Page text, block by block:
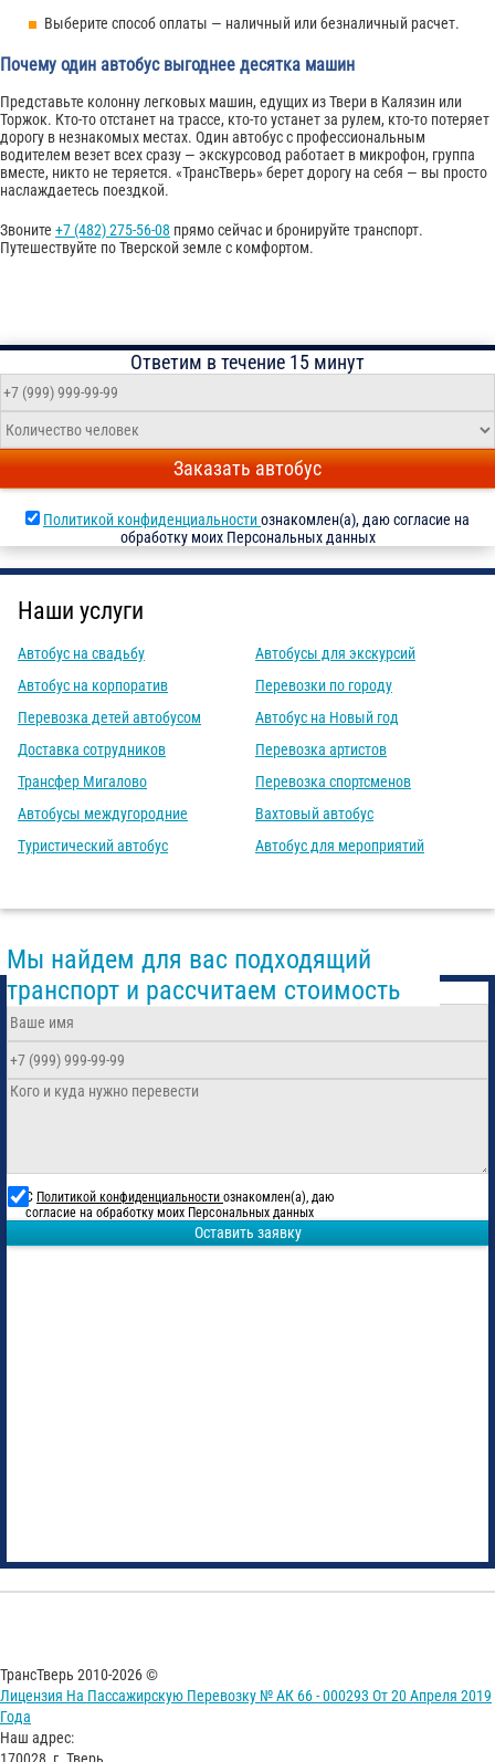
Выберите способ оплаты — наличный или безналичный расчет.
Почему один автобус выгоднее десятка машин
Представьте колонну легковых машин, едущих из Твери в Калязин или
Торжок. Кто-то отстанет на трассе, кто-то устанет за рулем, кто-то потеряет
дорогу в незнакомых местах. Один автобус с профессиональным
водителем везет всех сразу — экскурсовод работает в микрофон, группа
вместе, никто не теряется. «ТрансТверь» берет дорогу на себя — вы просто
наслаждаетесь поездкой.
Звоните +7 (482) 275-56-08 прямо сейчас и бронируйте транспорт.
Путешествуйте по Тверской земле с комфортом.
Ответим в течение 15 минут
Заказать автобус
Политикой конфиденциальностиознакомлен(а), даю согласие на
обработку моих Персональных данных
Наши услуги
Автобус на свадьбу
Автобус на корпоратив
Перевозка детей автобусом
Доставка сотрудников
Трансфер Мигалово
Автобусы междугородние
Туристический автобус
Автобусы для экскурсий
Перевозки по городу
Автобус на Новый год
Перевозка артистов
Перевозка спортсменов
Вахтовый автобус
Автобус для мероприятий
Мы найдем для вас подходящий
транспорт и рассчитаем стоимость
С Политикой конфиденциальности ознакомлен(а), даю
согласие на обработку моих Персональных данных
Оставить заявку
ТрансТверь 2010-2026 ©
Лицензия На Пассажирскую Перевозку № АК 66 - 000293 От 20 Апреля 2019
Года
Наш адрес: